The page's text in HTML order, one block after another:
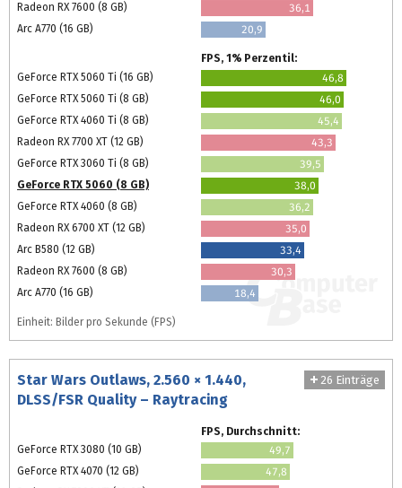
Radeon RX 7600 (8 GB)
36,1
Arc A770 (16 GB)
20,9
FPS, 1% Perzentil:
GeForce RTX 5060 Ti (16 GB)
46,8
GeForce RTX 5060 Ti (8 GB)
46,0
GeForce RTX 4060 Ti (8 GB)
45,4
Radeon RX 7700 XT (12 GB)
43,3
GeForce RTX 3060 Ti (8 GB)
39,5
GeForce RTX 5060 (8 GB)
38,0
GeForce RTX 4060 (8 GB)
36,2
Radeon RX 6700 XT (12 GB)
35,0
Arc B580 (12 GB)
33,4
Radeon RX 7600 (8 GB)
30,3
Arc A770 (16 GB)
18,4
Einheit: Bilder pro Sekunde (FPS)
26 Einträge
Star Wars Outlaws, 2.560 × 1.440,
DLSS/FSR Quality – Raytracing
FPS, Durchschnitt:
GeForce RTX 3080 (10 GB)
49,7
GeForce RTX 4070 (12 GB)
47,8